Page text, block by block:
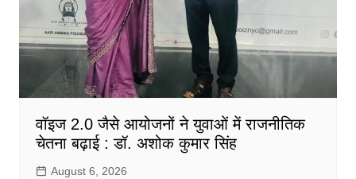
वॉइज 2.0 जैसे आयोजनों ने युवाओं में राजनीतिक
चेतना बढ़ाई : डॉ. अशोक कुमार सिंह
August 6, 2026